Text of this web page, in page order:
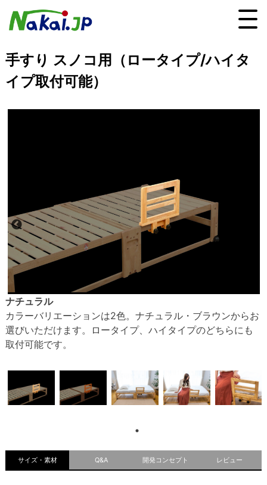
手すり スノコ用（ロータイプ/ハイタ
イプ取付可能）
ナチュラル
カラーバリエーションは2色。ナチュラル・ブラウンからお
選びいただけます。ロータイプ、ハイタイプのどちらにも
取付可能です。
サイズ・素材 Q&A 開発コンセプト レビュー